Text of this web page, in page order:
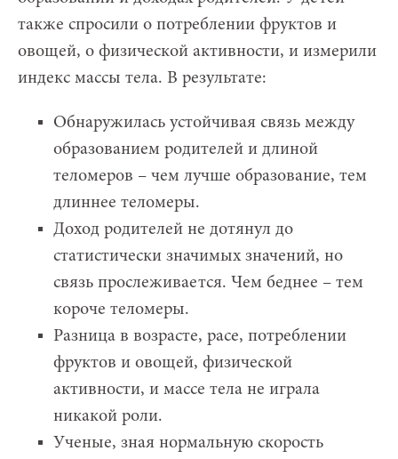
также спросили о потреблении фруктов и
овощей, о физической активности, и измерили
индекс массы тела. В результате:
Обнаружилась устойчивая связь между
образованием родителей и длиной
теломеров – чем лучше образование, тем
длиннее теломеры.
Доход родителей не дотянул до
статистически значимых значений, но
связь прослеживается. Чем беднее – тем
короче теломеры.
Разница в возрасте, расе, потреблении
фруктов и овощей, физической
активности, и массе тела не играла
никакой роли.
Ученые, зная нормальную скорость